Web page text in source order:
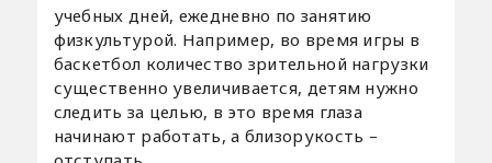
учебных дней, ежедневно по занятию
физкультурой. Например, во время игры в
баскетбол количество зрительной нагрузки
существенно увеличивается, детям нужно
следить за целью, в это время глаза
начинают работать, а близорукость –